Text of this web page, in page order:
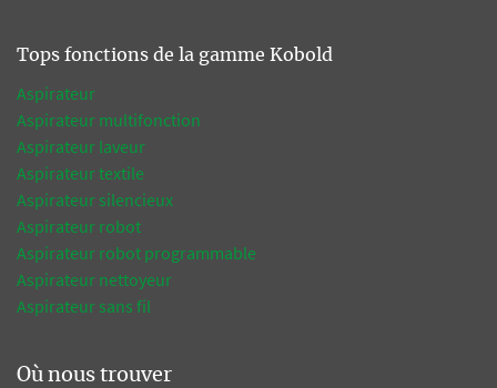
Tops fonctions de la gamme Kobold
Aspirateur
Aspirateur multifonction
Aspirateur laveur
Aspirateur textile
Aspirateur silencieux
Aspirateur robot
Aspirateur robot programmable
Aspirateur nettoyeur
Aspirateur sans fil
Où nous trouver